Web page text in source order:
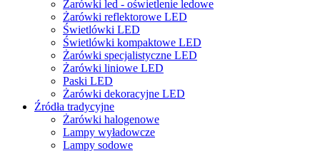
Żarówki led - oświetlenie ledowe
Żarówki reflektorowe LED
Świetlówki LED
Świetlówki kompaktowe LED
Żarówki specjalistyczne LED
Żarówki liniowe LED
Paski LED
Żarówki dekoracyjne LED
Źródła tradycyjne
Żarówki halogenowe
Lampy wyładowcze
Lampy sodowe